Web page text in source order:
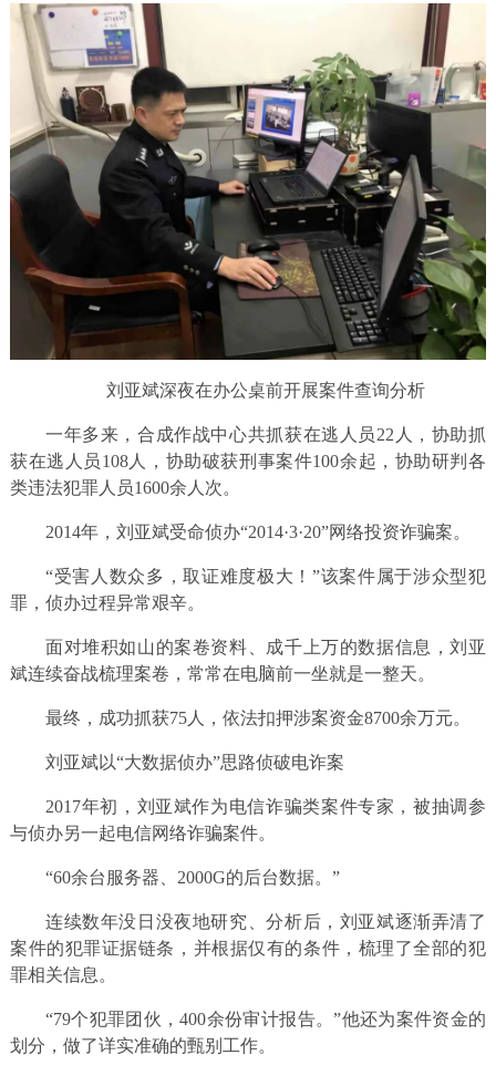
刘亚斌深夜在办公桌前开展案件查询分析
一年多来，合成作战中心共抓获在逃人员22人，协助抓
获在逃人员108人，协助破获刑事案件100余起，协助研判各
类违法犯罪人员1600余人次。
2014年，刘亚斌受命侦办“2014·3·20”网络投资诈骗案。
“受害人数众多，取证难度极大！”该案件属于涉众型犯
罪，侦办过程异常艰辛。
面对堆积如山的案卷资料、成千上万的数据信息，刘亚
斌连续奋战梳理案卷，常常在电脑前一坐就是一整天。
最终，成功抓获75人，依法扣押涉案资金8700余万元。
刘亚斌以“大数据侦办”思路侦破电诈案
2017年初，刘亚斌作为电信诈骗类案件专家，被抽调参
与侦办另一起电信网络诈骗案件。
“60余台服务器、2000G的后台数据。”
连续数年没日没夜地研究、分析后，刘亚斌逐渐弄清了
案件的犯罪证据链条，并根据仅有的条件，梳理了全部的犯
罪相关信息。
“79个犯罪团伙，400余份审计报告。”他还为案件资金的
划分，做了详实准确的甄别工作。